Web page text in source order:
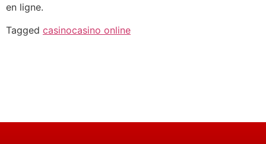
en ligne.
Tagged casinocasino online